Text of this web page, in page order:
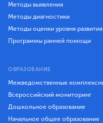
Методы выявления
Методы диагностики
Методы оценки уровня развития
Программы ранней помощи
ОБРАЗОВАНИЕ
Межведомственные
Всероссийский мониторинг
Дошкольное образование
Начальное общее образование